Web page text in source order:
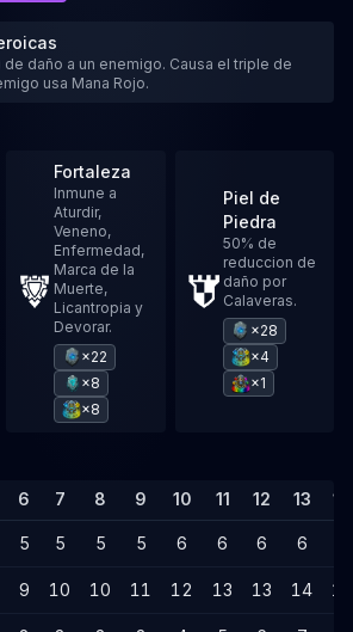
de daño a un enemigo. Causa el triple de
usa Mana Rojo.
Fortaleza
Inmune a
Aturdir,
Veneno,
Enfermedad,
Marca de la
Muerte,
Licantropia y
Devorar.
×22
×8
×8
Piel de
Piedra
50% de
reduccion de
daño por
Calaveras.
×28
×4
×1
6 7 8 9 10 11 12 13 14
5 5 5 5 6 6 6 6
9 10 10 11 12 13 13 14 14